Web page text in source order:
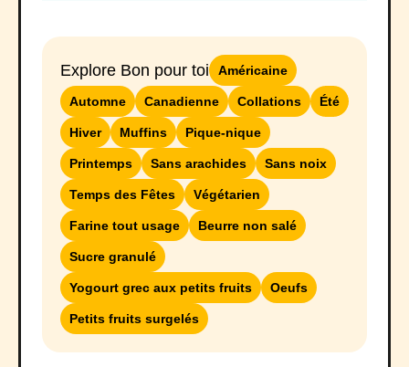
Explore Bon pour toi Américaine
Automne Canadienne Collations Été
Hiver Muffins Pique-nique
Printemps Sans arachides Sans noix
Temps des Fêtes Végétarien
Farine tout usage Beurre non salé
Sucre granulé
Yogourt grec aux petits fruits Oeufs
Petits fruits surgelés